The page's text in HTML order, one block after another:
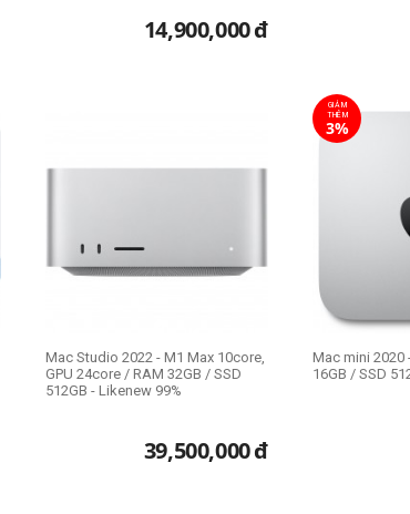
14,900,000đ
Mac Studio 2022 - M1 Max 10core,
GPU 24core / RAM 32GB / SSD
512GB - Likenew 99%
39,500,000đ
GIẢM
THÊM
3%
Mac mini 2020
16GB / SSD